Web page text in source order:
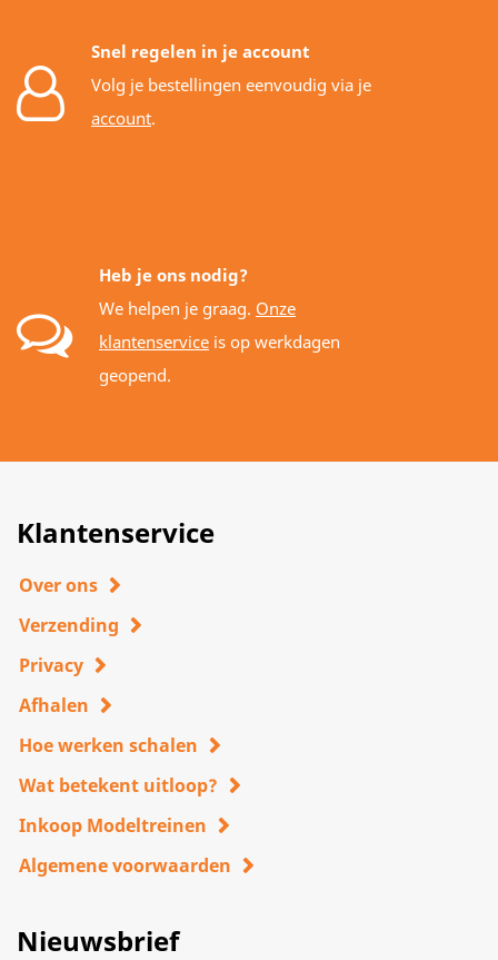
Snel regelen in je account
Volg je bestellingen eenvoudig via je
account.
Heb je ons nodig?
We helpen je graag. Onze
klantenservice is op werkdagen
geopend.
Klantenservice
Over ons
Verzending
Privacy
Afhalen
Hoe werken schalen
Wat betekent uitloop?
Inkoop Modeltreinen
Algemene voorwaarden
Nieuwsbrief